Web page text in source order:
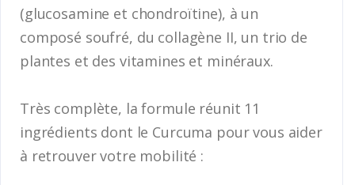
(glucosamine et chondroïtine), à un
composé soufré, du collagène II, un trio de
plantes et des vitamines et minéraux.
Très complète, la formule réunit 11
ingrédients dont le Curcuma pour vous aider
à retrouver votre mobilité :